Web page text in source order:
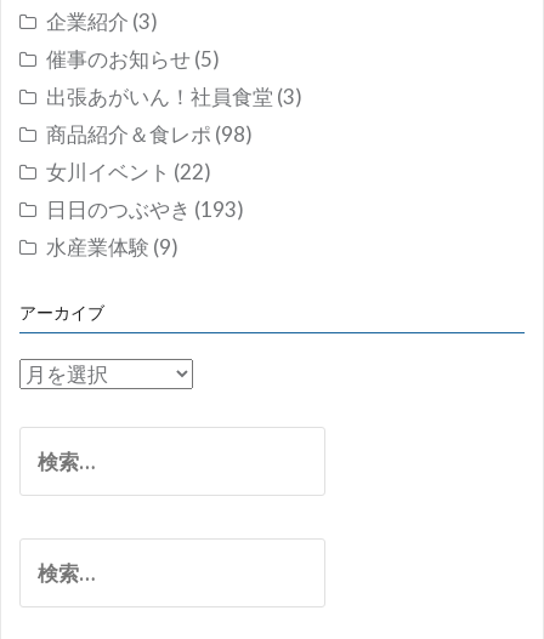
企業紹介 (3)
催事のお知らせ(5)
出張あがいん！社員食堂 (3)
商品紹介＆食レポ (98)
女川イベント (22)
日日のつぶやき (193)
水産業体験 (9)
アーカイブ
ア
イ
ブ
索:
索: